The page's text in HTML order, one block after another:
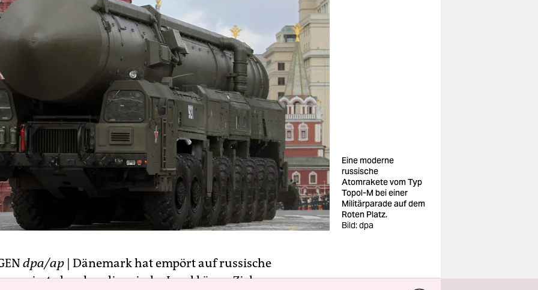
Eine moderne
russische
Atomrakete vom Typ
Topol-M bei einer
Militärparade auf dem
Roten Platz.
Bild: dpa
dpa/ap | Dänemark hat empört auf russische
reagiert, das skandinavische Land könne Ziel von